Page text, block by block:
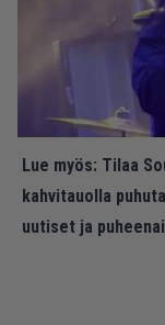
Lue myös: Tilaa
kahvitauolla
uutiset ja